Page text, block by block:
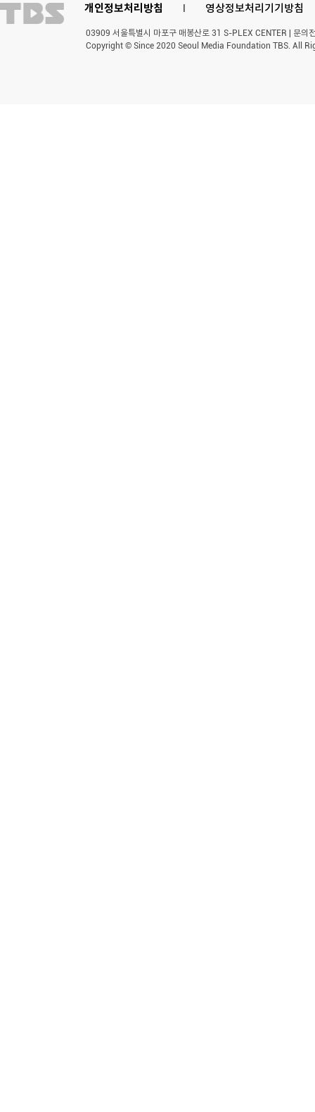
개인정보처리방침 l 영상정보처리기기방침
03909 서울특별시 마포구 매봉산로 31 S-PLEX CENTER | 문
Copyright © Since 2020 Seoul Media Foundation TBS. All